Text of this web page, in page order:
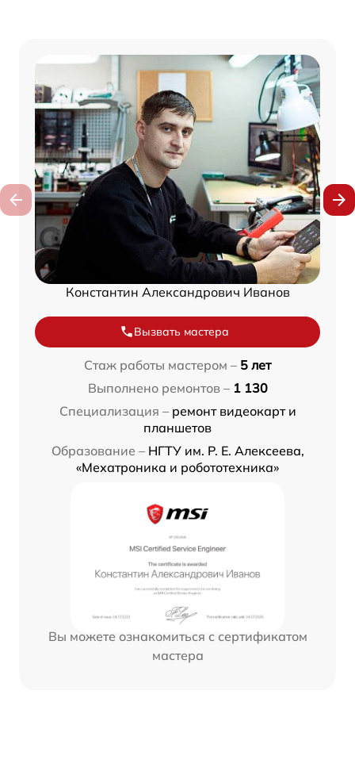
Константин Александрович Иванов
Вызвать мастера
Стаж работы мастером – 5 лет
Выполнено ремонтов – 1 130
Специализация – ремонт видеокарт и
планшетов
Образование – НГТУ им. Р. Е. Алексеева,
«Мехатроника и робототехника»
Вы можете ознакомиться с сертификатом
мастера